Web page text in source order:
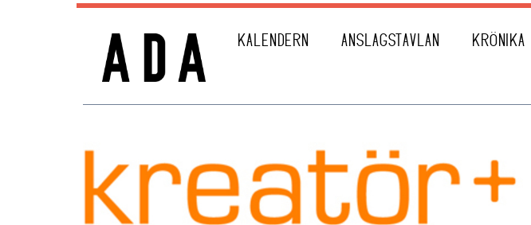
KALENDERN ANSLAGSTAVLAN KRÖNIKA